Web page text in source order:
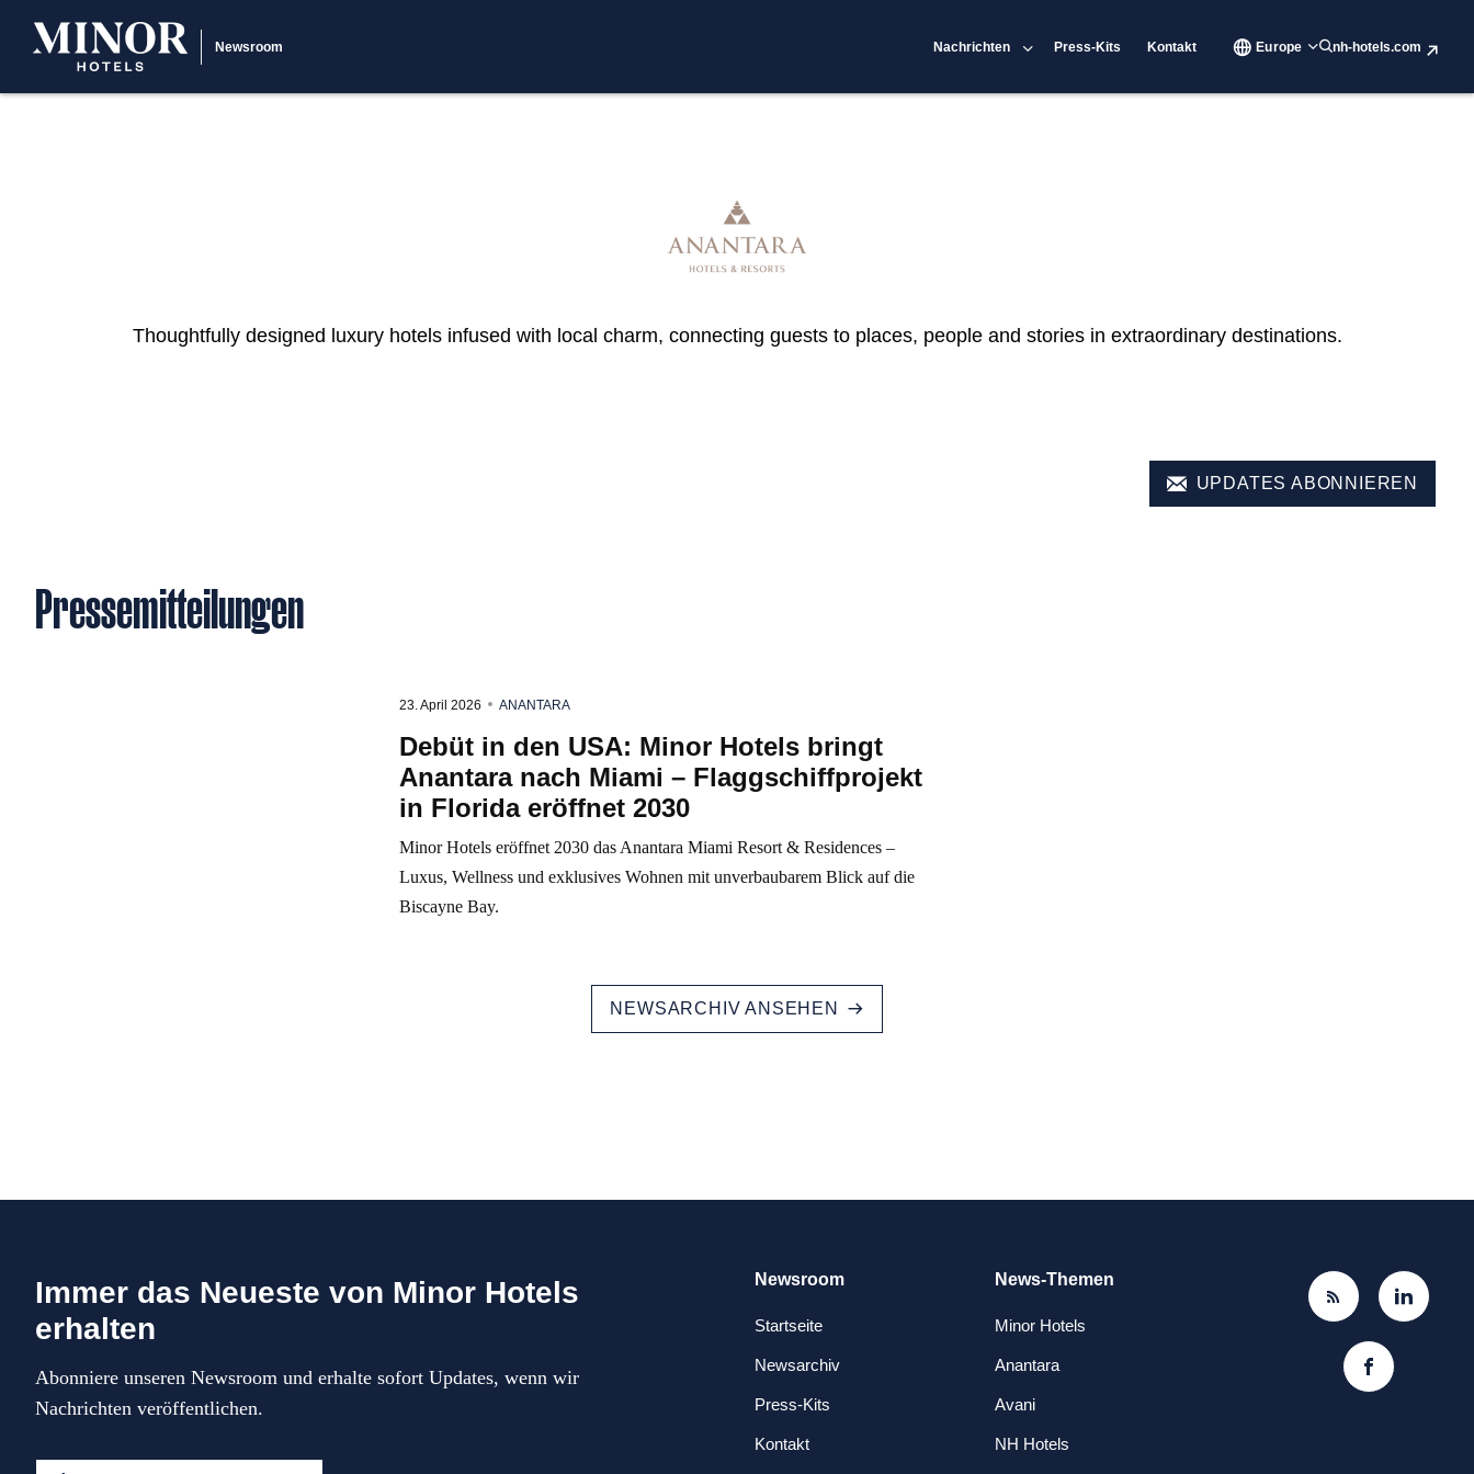
Newsroom Nachrichten Press-Kits Kontakt Europe nh-hotels.com
Thoughtfully designed luxury hotels infused with local charm, connecting guests to places, people and stories in extraordinary destinations.
UPDATES ABONNIEREN
Pressemitteilungen
23. April 2026 ANANTARA
Debüt in den USA: Minor Hotels bringt
Anantara nach Miami – Flaggschiffprojekt
in Florida eröffnet 2030
Minor Hotels eröffnet 2030 das Anantara Miami Resort & Residences –
Luxus, Wellness und exklusives Wohnen mit unverbaubarem Blick auf die
Biscayne Bay.
NEWSARCHIV ANSEHEN
Immer das Neueste von Minor Hotels
erhalten
Abonniere unseren Newsroom und erhalte sofort Updates, wenn wir
Nachrichten veröffentlichen.
Newsroom
Startseite
Newsarchiv
Press-Kits
Kontakt
News-Themen
Minor Hotels
Anantara
Avani
NH Hotels